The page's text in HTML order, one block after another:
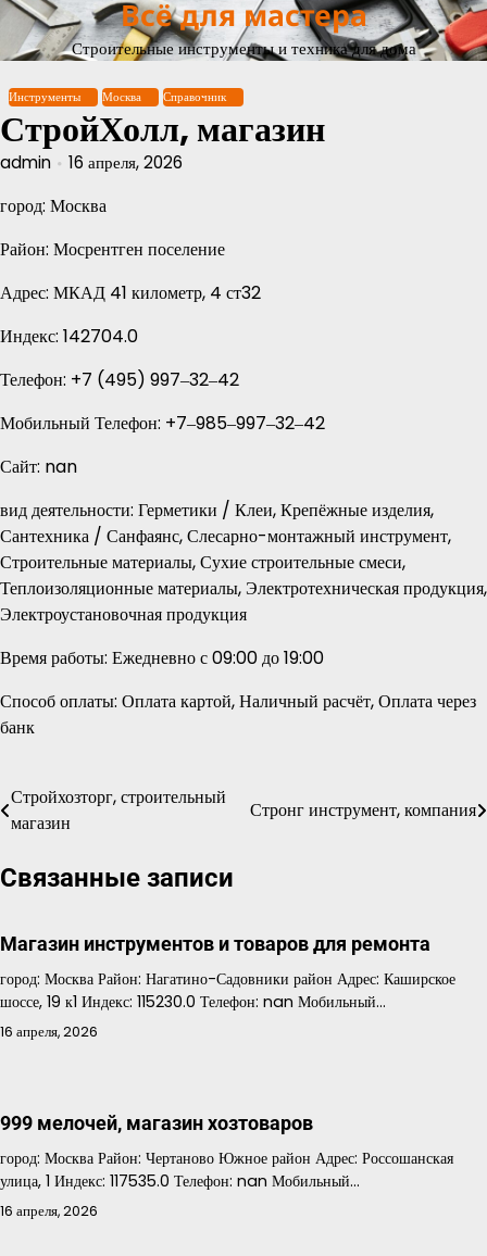
Перейти
содержимому
Всё для мастера
Строительные инструменты и техника для дома
Инструменты Москва Справочник
СтройХолл, магазин
admin 16 апреля, 2026
город: Москва
Район: Мосрентген поселение
Адрес: МКАД 41 километр, 4 ст32
Индекс: 142704.0
Телефон: +7 (495) 997‒32‒42
Мобильный Телефон: +7‒985‒997‒32‒42
Сайт: nan
вид деятельности: Герметики / Клеи, Крепёжные изделия,
Сантехника / Санфаянс, Слесарно-монтажный инструмент,
Строительные материалы, Сухие строительные смеси,
Теплоизоляционные материалы, Электротехническая продукция,
Электроустановочная продукция
Время работы: Ежедневно с 09:00 до 19:00
Способ оплаты: Оплата картой, Наличный расчёт, Оплата через
банк
Навигация
записям
Стройхозторг, строительный
магазин
Стронг инструмент, компания
Связанные записи
Магазин инструментов и товаров для ремонта
город: Москва Район: Нагатино-Садовники район Адрес: Каширское
шоссе, 19 к1 Индекс: 115230.0 Телефон: nan Мобильный…
16 апреля, 2026
999 мелочей, магазин хозтоваров
город: Москва Район: Чертаново Южное район Адрес: Россошанская
улица, 1 Индекс: 117535.0 Телефон: nan Мобильный…
16 апреля, 2026